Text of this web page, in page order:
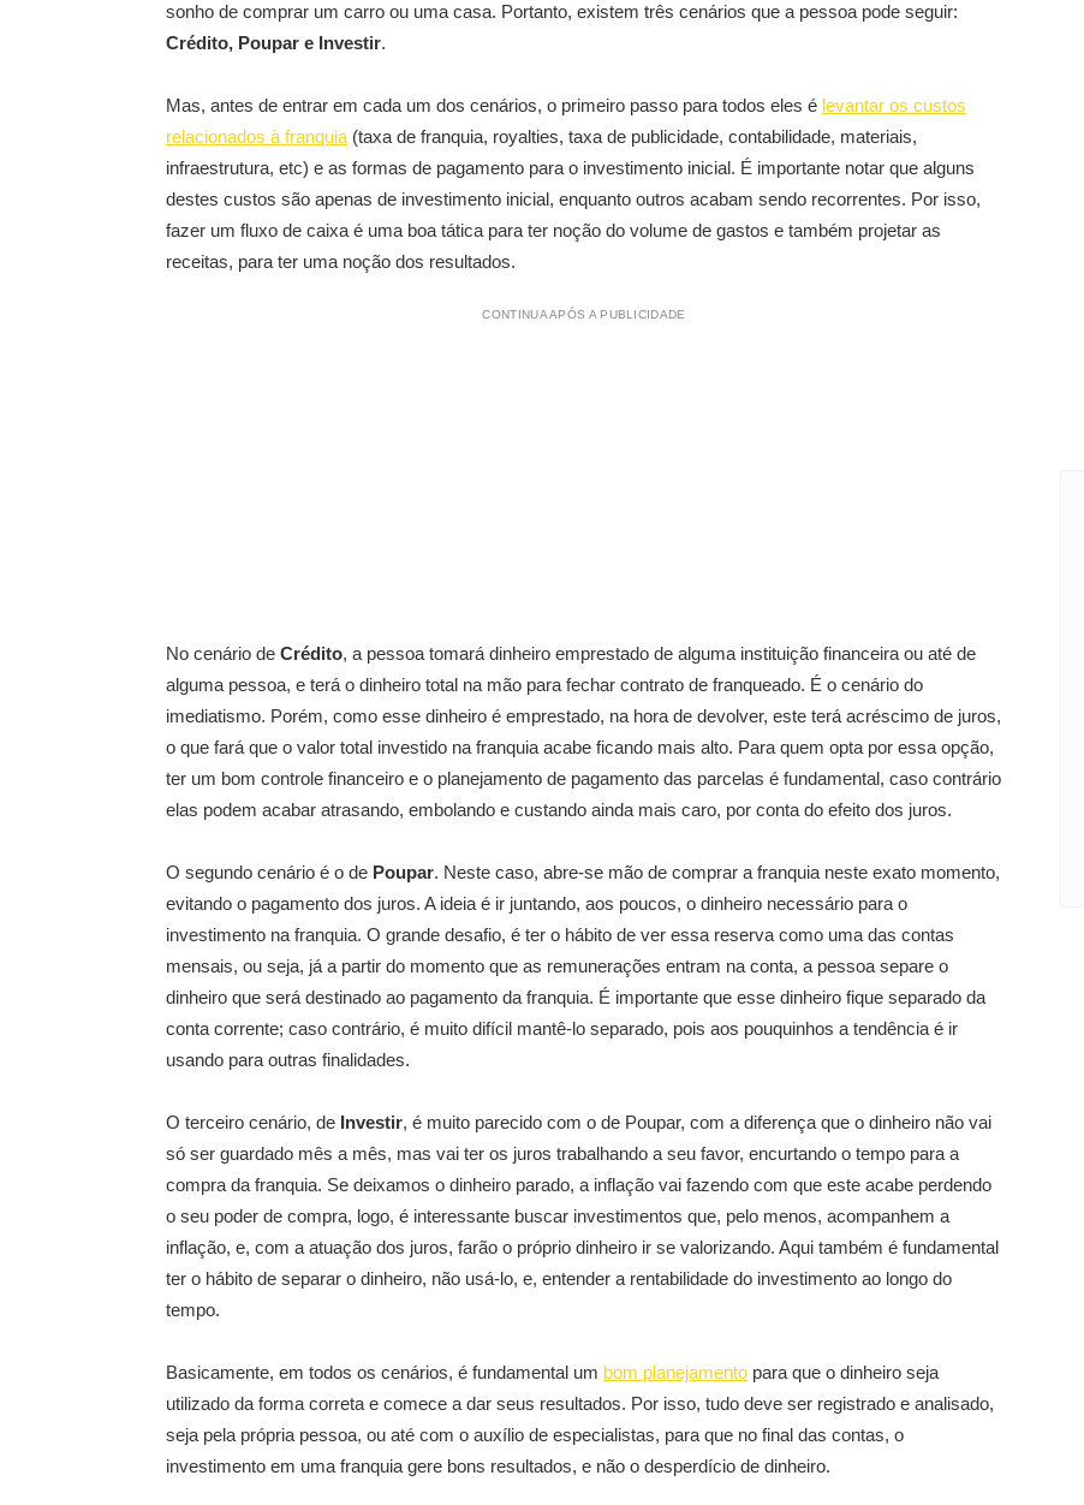
sonho de comprar um carro ou uma casa. Portanto, existem três cenários que a pessoa pode seguir:
Crédito, Poupar e Investir.
Mas, antes de entrar em cada um dos cenários, o primeiro passo para todos eles é levantar os custos
relacionados à franquia (taxa de franquia, royalties, taxa de publicidade, contabilidade, materiais,
infraestrutura, etc) e as formas de pagamento para o investimento inicial. É importante notar que alguns
destes custos são apenas de investimento inicial, enquanto outros acabam sendo recorrentes. Por isso,
fazer um fluxo de caixa é uma boa tática para ter noção do volume de gastos e também projetar as
receitas, para ter uma noção dos resultados.
CONTINUA APÓS A PUBLICIDADE
No cenário de Crédito, a pessoa tomará dinheiro emprestado de alguma instituição financeira ou até de
alguma pessoa, e terá o dinheiro total na mão para fechar contrato de franqueado. É o cenário do
imediatismo. Porém, como esse dinheiro é emprestado, na hora de devolver, este terá acréscimo de juros,
o que fará que o valor total investido na franquia acabe ficando mais alto. Para quem opta por essa opção,
ter um bom controle financeiro e o planejamento de pagamento das parcelas é fundamental, caso contrário
elas podem acabar atrasando, embolando e custando ainda mais caro, por conta do efeito dos juros.
O segundo cenário é o de Poupar. Neste caso, abre-se mão de comprar a franquia neste exato momento,
evitando o pagamento dos juros. A ideia é ir juntando, aos poucos, o dinheiro necessário para o
investimento na franquia. O grande desafio, é ter o hábito de ver essa reserva como uma das contas
mensais, ou seja, já a partir do momento que as remunerações entram na conta, a pessoa separe o
dinheiro que será destinado ao pagamento da franquia. É importante que esse dinheiro fique separado da
conta corrente; caso contrário, é muito difícil mantê-lo separado, pois aos pouquinhos a tendência é ir
usando para outras finalidades.
O terceiro cenário, de Investir, é muito parecido com o de Poupar, com a diferença que o dinheiro não vai
só ser guardado mês a mês, mas vai ter os juros trabalhando a seu favor, encurtando o tempo para a
compra da franquia. Se deixamos o dinheiro parado, a inflação vai fazendo com que este acabe perdendo
o seu poder de compra, logo, é interessante buscar investimentos que, pelo menos, acompanhem a
inflação, e, com a atuação dos juros, farão o próprio dinheiro ir se valorizando. Aqui também é fundamental
ter o hábito de separar o dinheiro, não usá-lo, e, entender a rentabilidade do investimento ao longo do
tempo.
Basicamente, em todos os cenários, é fundamental um bom planejamento para que o dinheiro seja
utilizado da forma correta e comece a dar seus resultados. Por isso, tudo deve ser registrado e analisado,
seja pela própria pessoa, ou até com o auxílio de especialistas, para que no final das contas, o
investimento em uma franquia gere bons resultados, e não o desperdício de dinheiro.